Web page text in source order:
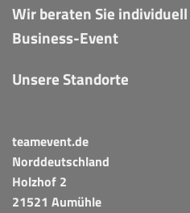
Wir beraten Sie
Business-Event
Unsere Standorte
teamevent.de
Norddeutschland
Holzhof 2
21521 Aumühle